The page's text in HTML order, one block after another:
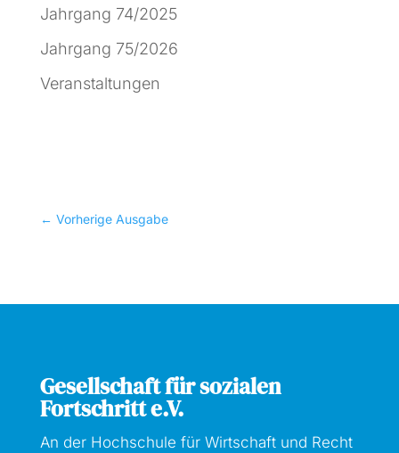
Jahrgang 74/2025
Jahrgang 75/2026
Veranstaltungen
← Vorherige Ausgabe
Gesellschaft für sozialen
Fortschritt e.V.
An der Hochschule für Wirtschaft und Recht